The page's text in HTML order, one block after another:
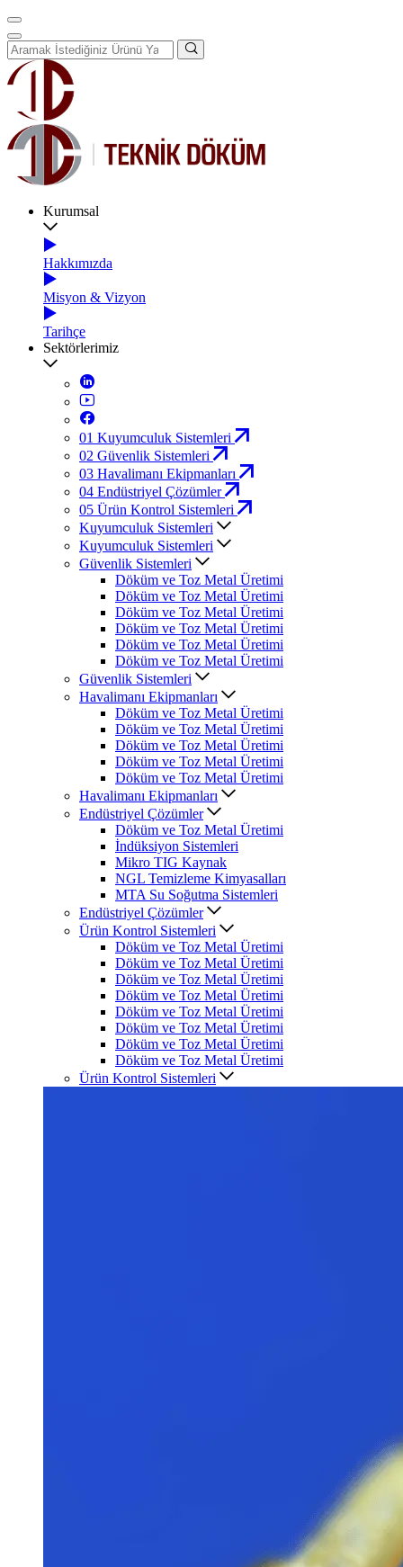
Kurumsal
Hakkımızda
Misyon & Vizyon
Tarihçe
Sektörlerimiz
01 Kuyumculuk Sistemleri
02 Güvenlik Sistemleri
03 Havalimanı Ekipmanları
04 Endüstriyel Çözümler
05 Ürün Kontrol Sistemleri
Kuyumculuk Sistemleri
Kuyumculuk Sistemleri
Güvenlik Sistemleri
Döküm ve Toz Metal Üretimi
Döküm ve Toz Metal Üretimi
Döküm ve Toz Metal Üretimi
Döküm ve Toz Metal Üretimi
Döküm ve Toz Metal Üretimi
Döküm ve Toz Metal Üretimi
Güvenlik Sistemleri
Havalimanı Ekipmanları
Döküm ve Toz Metal Üretimi
Döküm ve Toz Metal Üretimi
Döküm ve Toz Metal Üretimi
Döküm ve Toz Metal Üretimi
Döküm ve Toz Metal Üretimi
Havalimanı Ekipmanları
Endüstriyel Çözümler
Döküm ve Toz Metal Üretimi
İndüksiyon Sistemleri
Mikro TIG Kaynak
NGL Temizleme Kimyasalları
MTA Su Soğutma Sistemleri
Endüstriyel Çözümler
Ürün Kontrol Sistemleri
Döküm ve Toz Metal Üretimi
Döküm ve Toz Metal Üretimi
Döküm ve Toz Metal Üretimi
Döküm ve Toz Metal Üretimi
Döküm ve Toz Metal Üretimi
Döküm ve Toz Metal Üretimi
Döküm ve Toz Metal Üretimi
Döküm ve Toz Metal Üretimi
Ürün Kontrol Sistemleri